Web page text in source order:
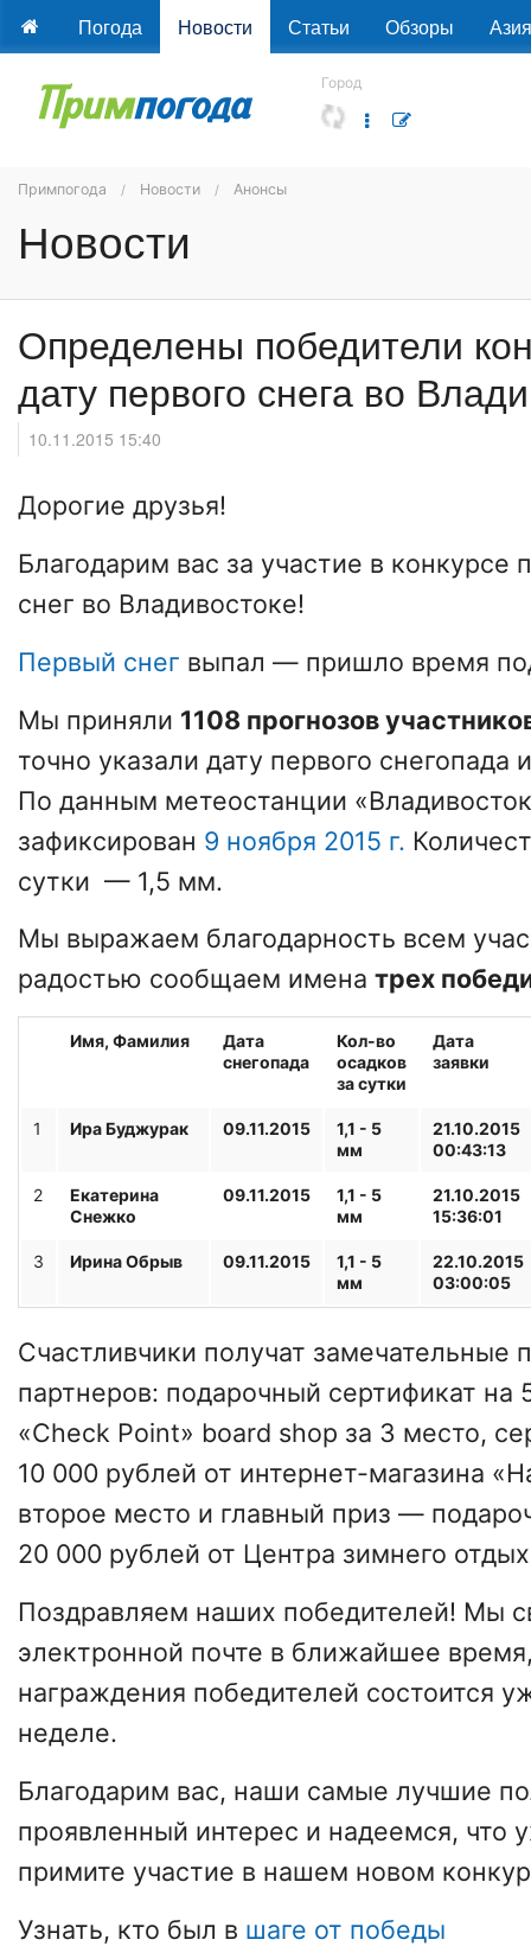
Погода Новости Статьи Обзоры Азия
Город
Примпогода Новости Анонсы
Новости
Определены победители
дату первого снега во
10.11.2015 15:40
Дорогие друзья!
Благодарим вас за участие в конкурсе
снег во Владивостоке!
Первый снег выпал — пришло время
Мы приняли 1108 прогнозов
точно указали дату первого снегопада
По данным метеостанции
зафиксирован 9 ноября 2015 г.
сутки — 1,5 мм.
Мы выражаем благодарность всем
радостью сообщаем имена трех
Имя, Фамилия
Дата
снегопада
Кол-во
осадков
за сутки
Дата
заявки
1 Ира Буджурак 09.11.2015
1,1 - 5
мм
21.10.2015
00:43:13
2
Екатерина
Снежко
09.11.2015
1,1 - 5
мм
21.10.2015
15:36:01
3 Ирина Обрыв 09.11.2015
1,1 - 5
мм
22.10.2015
03:00:05
Счастливчики получат замечательные
партнеров: подарочный сертификат на
«Check Point» board shop за 3 место,
10 000 рублей от интернет-магазина
второе место и главный приз —
20 000 рублей от Центра зимнего
Поздравляем наших победителей! Мы
электронной почте в ближайшее
награждения победителей состоится
неделе.
Благодарим вас, наши самые лучшие
проявленный интерес и надеемся, что
примите участие в нашем новом
Узнать, кто был в шаге от победы